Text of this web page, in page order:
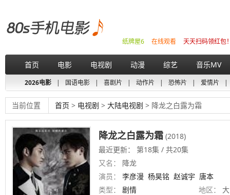
天天扫码领红包
在线观看
纸牌屋6
首页 电影 电视剧 动漫 综艺 音乐MV
2026电影 | 国语电影 | 喜剧片 | 动作片 | 恐怖片 | 爱情片 |
当前位置 首页 > 电视剧 > 大陆电视剧 > 降龙之白露为霜
降龙之白露为霜 (2018)
最近更新： 第18集 / 共20集
又名：
降龙
演员：
李彦漫 杨昊铭 赵诚宇 唐本
类型：
剧情 地区：